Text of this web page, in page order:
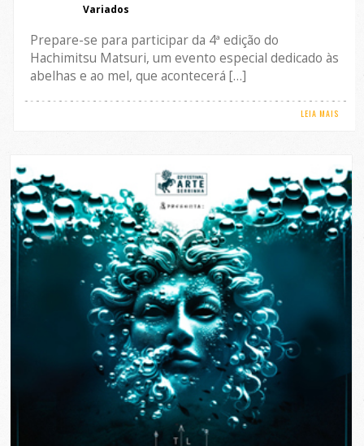
Variados
Prepare-se para participar da 4ª edição do
Hachimitsu Matsuri, um evento especial dedicado às
abelhas e ao mel, que acontecerá […]
LEIA MAIS